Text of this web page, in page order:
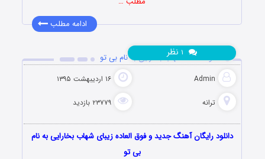
ادامه مطلب
دانلود آهنگ شهاب بخارایی به نام بی تو
Admin ۱۶ اردیبهشت ۱۳۹۵
ترانه ۲۳۷۷۹ بازدید
نظر
دانلود رایگان آهنگ جدید و فوق العاده زیبای شهاب بخارایی به نام
بی تو